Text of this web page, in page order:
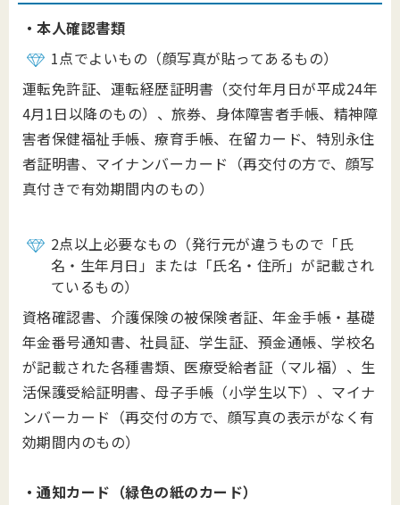
・本人確認書類
1点でよいもの（顔写真が貼ってあるもの）
運転免許証、運転経歴証明書（交付年月日が平成24年
4月1日以降のもの）、旅券、身体障害者手帳、精神障
害者保健福祉手帳、療育手帳、在留カード、特別永住
者証明書、マイナンバーカード（再交付の方で、顔写
真付きで有効期間内のもの）
2点以上必要なもの（発行元が違うもので「氏
名・生年月日」または「氏名・住所」が記載され
ているもの）
資格確認書、介護保険の被保険者証、年金手帳・基礎
年金番号通知書、社員証、学生証、預金通帳、学校名
が記載された各種書類、医療受給者証（マル福）、生
活保護受給証明書、母子手帳（小学生以下）、マイナ
ンバーカード（再交付の方で、顔写真の表示がなく有
効期間内のもの）
・通知カード（緑色の紙のカード）